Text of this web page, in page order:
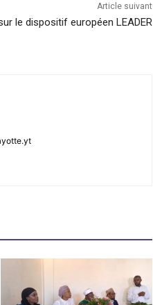
Article suivant
le dispositif européen LEADER